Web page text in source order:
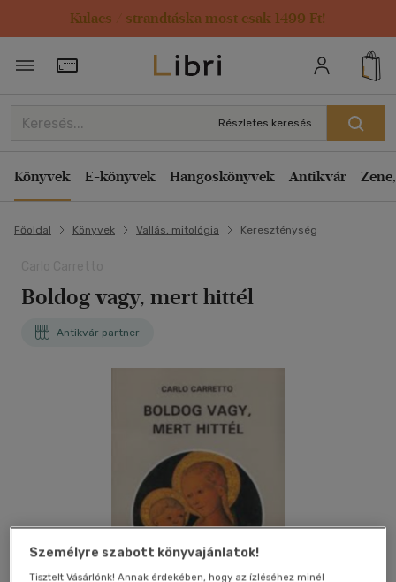
Kulacs / strandtáska most csak 1499 Ft!
Törzsvásárlói Kártya adatai
Részletes keresés
Könyvek E-könyvek Hangoskönyvek Antikvár
Főoldal Könyvek Vallás, mitológia Kereszténység
Boldog vagy, mert hittél
Antikvár partner
Személyre szabott könyvajánlatok!
Tisztelt Vásárlónk! Annak érdekében, hogy az ízléséhez minél